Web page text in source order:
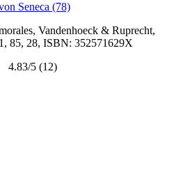
Seneca (78)
Vandenhoeck & Ruprecht,
85, 28, ISBN: 352571629X
4.83/5 (12)